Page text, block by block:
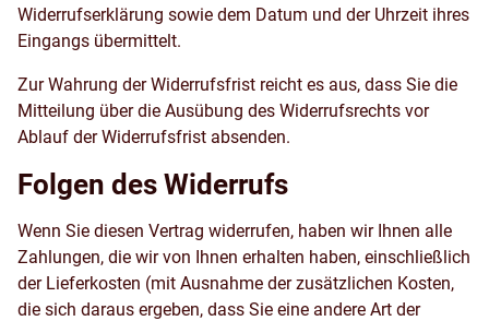
Widerrufserklärung sowie dem Datum und der Uhrzeit ihres
Eingangs übermittelt.
Zur Wahrung der Widerrufsfrist reicht es aus, dass Sie die
Mitteilung über die Ausübung des Widerrufsrechts vor
Ablauf der Widerrufsfrist absenden.
Folgen des Widerrufs
Wenn Sie diesen Vertrag widerrufen, haben wir Ihnen alle
Zahlungen, die wir von Ihnen erhalten haben, einschließlich
der Lieferkosten (mit Ausnahme der zusätzlichen Kosten,
die sich daraus ergeben, dass Sie eine andere Art der